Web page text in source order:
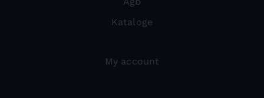
Kataloge
My account